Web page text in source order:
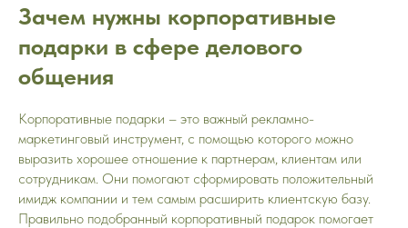
Зачем нужны корпоративные
подарки в сфере делового
общения
Корпоративные подарки – это важный рекламно-
маркетинговый инструмент, с помощью которого можно
выразить хорошее отношение к партнерам, клиентам или
сотрудникам. Они помогают сформировать положительный
имидж компании и тем самым расширить клиентскую базу.
Правильно подобранный корпоративный подарок помогает